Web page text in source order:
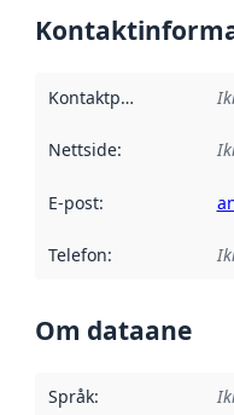
Kontaktpunkt
Nettside:
E-post:
Telefon:
Om dataane
Språk: